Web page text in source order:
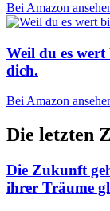
Bei Amazon
Weil du es
dich.
Bei Amazon
Die letzten
Die Zukunft
ihrer Träume